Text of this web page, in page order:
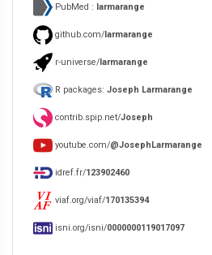
PubMed : larmarange
github.com/larmarange
r-universe/larmarange
R packages: Joseph Larmarange
contrib.spip.net/Joseph
youtube.com/@JosephLarmarange
idref.fr/123902460
viaf.org/viaf/170135394
isni.org/isni/0000000119017097